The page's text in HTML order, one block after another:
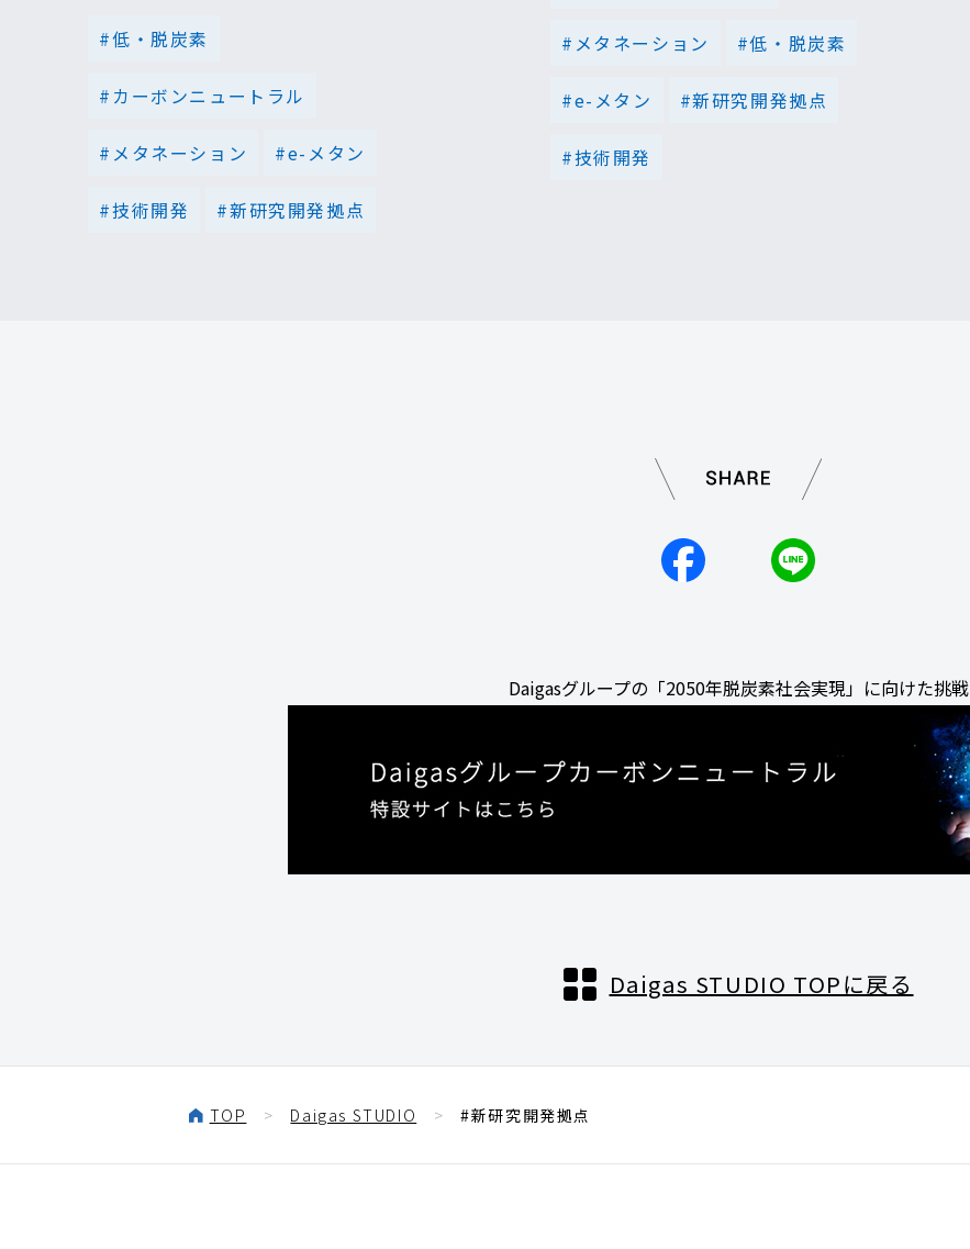
#低・脱炭素
#カーボンニュートラル
#メタネーション #e-メタン
#技術開発 #新研究開発拠点
#メタネーション #低・脱炭素
#e-メタン #新研究開発拠点
#技術開発
Daigasグループの「2050年脱炭素社会実現」に向けた挑戦
Daigas STUDIO TOPに戻る
TOP Daigas STUDIO #新研究開発拠点